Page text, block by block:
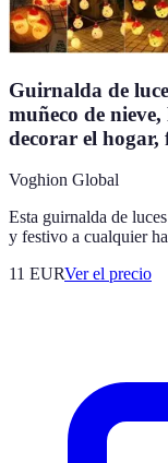
Guirnalda de
muñeco de
decorar el hogar,
Voghion Global
Esta guirnalda de
y festivo a cualquier
11 EURVer el precio